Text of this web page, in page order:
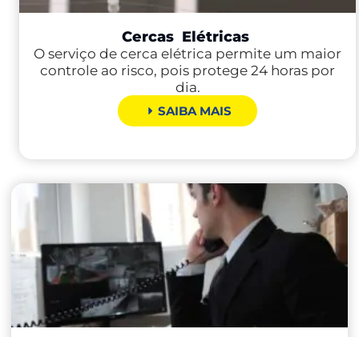
Cercas Elétricas
O serviço de cerca elétrica permite um maior
controle ao risco, pois protege 24 horas por
dia.
SAIBA MAIS